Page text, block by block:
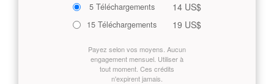
5 Téléchargements 14 US$
15 Téléchargements 19 US$
Payez selon vos moyens. Aucun
engagement mensuel. Utiliser à
tout moment. Ces crédits
n'expirent jamais.